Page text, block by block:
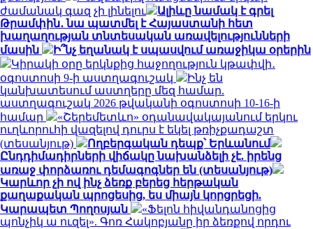
ժամանակ գազ չի լինելու
Ալիևը նամակ է գրել
Թրամփին․ նա պատմել է Հայաստանի հետ
խաղաղության տնտեսական առավելությունների
մասին
Ի՞նչ եղանակ է սպասվում առաջիկա օրերին
Կիրակի օրը երկնքից հաջողություն կթափվի․
օգոստոսի 9-ի աստղագուշակ
Ինչ են
կանխատեսում աստղերը մեզ համար.
աստղագուշակ 2026 թվականի օգոստոսի 10-16-ի
համար
«Շերեմետևո» օդանավակայանում երկու
ուղևորուհի վազելով դուրս է եկել թռիչքադաշտ
(տեսանյութ)
Ողբերգական դեպք՝ Երևանում
Ընդդիմադիրների վիճակը նախանձելի չէ. իրենց
առաջ փորձառու դեմագոգներ են (տեսանյութ)
Կարևոր չի ով ինչ ձեռք բերեց հերթական
քաղաքական պրոցեսից, ես միայն կորցրեցի.
Կարապետ Պողոսյան
«Ֆելոն հիվանդանոցից
պոնչիկ ա ուզել». Գոռ Հակոբյանը իր ձեռքով որդու